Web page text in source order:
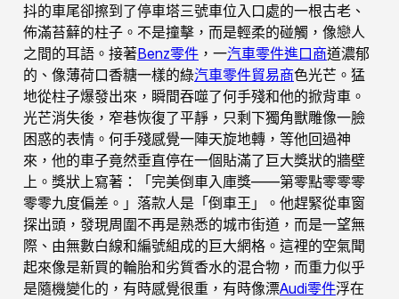
抖的車尾卻擦到了停車塔三號車位入口處的一根古老、
佈滿苔蘚的柱子。不是撞擊，而是輕柔的碰觸，像戀人
之間的耳語。接著Benz零件 ，一汽車零件進口商道濃郁
的、像薄荷口香糖一樣的綠汽車零件貿易商色光芒。猛
地從柱子爆發出來，瞬間吞噬了何手殘和他的掀背車。
光芒消失後，窄巷恢復了平靜，只剩下獨角獸雕像一臉
困惑的表情。何手殘感覺一陣天旋地轉，等他回過神
來，他的車子竟然垂直停在一個貼滿了巨大獎狀的牆壁
上。獎狀上寫著：「完美倒車入庫獎——第零點零零零
零零九度偏差。」落款人是「倒車王」。他趕緊從車窗
探出頭，發現周圍不再是熟悉的城市街道，而是一望無
際、由無數白線和編號組成的巨大網格。這裡的空氣聞
起來像是新買的輪胎和劣質香水的混合物，而重力似乎
是隨機變化的，有時感覺很重，有時像漂Audi零件浮在